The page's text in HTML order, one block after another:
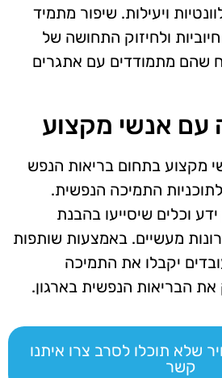
ויעילות. שיפור מתמיד
ולחיזוק התחושה של
שהם מתמודדים עם אתגרים
עם אנשי מקצוע
מקצוע בתחום בריאות הנפש
התמיכה הנפשית.
וכלים שיסייעו בהבנת
מעשיים. באמצעות שותפות
יקבלו את התמיכה
הבריאות הנפשית בארגון.
שלא תוכלו לסרב צרו איתנו
קשר